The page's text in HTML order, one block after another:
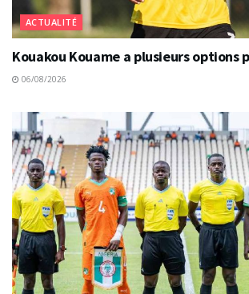
ACTUALITÉ
Kouakou Kouame a plusieurs options
06/08/2026